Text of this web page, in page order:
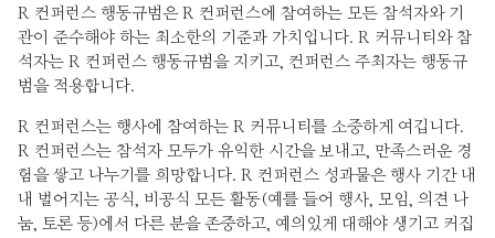
R 컨퍼런스 행동규범은 R 컨퍼런스에 참여하는 모든 참석자와 기
관이 준수해야 하는 최소한의 기준과 가치입니다. R 커뮤니티와 참
석자는 R 컨퍼런스 행동규범을 지키고, 컨퍼런스 주최자는 행동규
범을 적용합니다.
R 컨퍼런스는 행사에 참여하는 R 커뮤니티를 소중하게 여깁니다.
R 컨퍼런스는 참석자 모두가 유익한 시간을 보내고, 만족스러운 경
험을 쌓고 나누기를 희망합니다. R 컨퍼런스 성과물은 행사 기간 내
내 벌어지는 공식, 비공식 모든 활동(예를 들어 행사, 모임, 의견 나
눔, 토론 등)에서 다른 분을 존중하고, 예의있게 대해야 생기고 커집